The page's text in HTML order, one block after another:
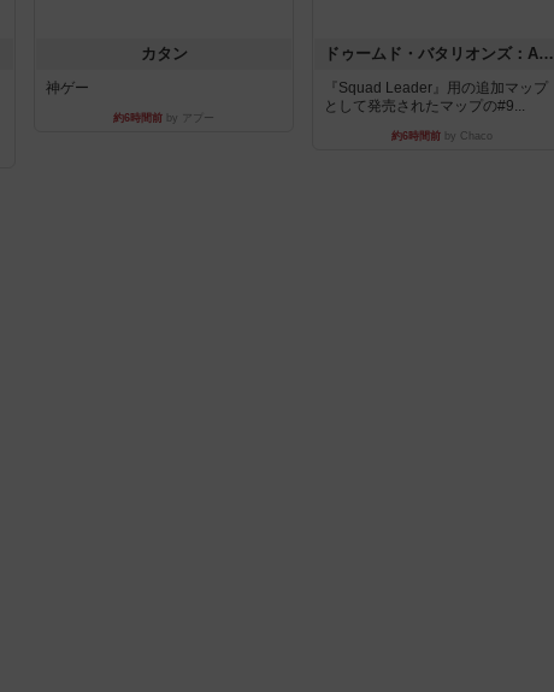
カタン
神ゲー
約6時間前 by アプー
ドゥームド・バタリオンズ：ASLモジュール11
『Squad Leader』用の追加マップ
として発売されたマップの#9...
約6時間前 by Chaco